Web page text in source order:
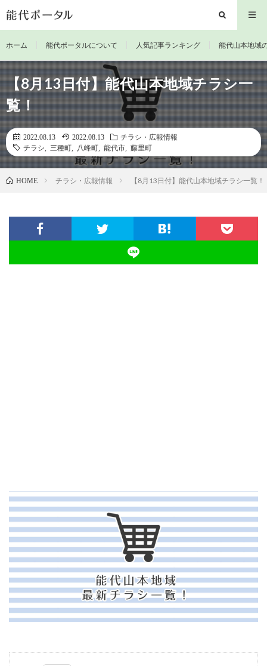
ホーム 能代ポータルについて 人気記事ランキング 能代山本地域
【8月13日付】能代山本地域チラシ一
覧！
2022.08.13 2022.08.13
チラシ・広報情報
チラシ
三種町 八峰町 能代市 藤里町
HOME チラシ・広報情報 【8月13日付】能代山本地域チラシ一覧！